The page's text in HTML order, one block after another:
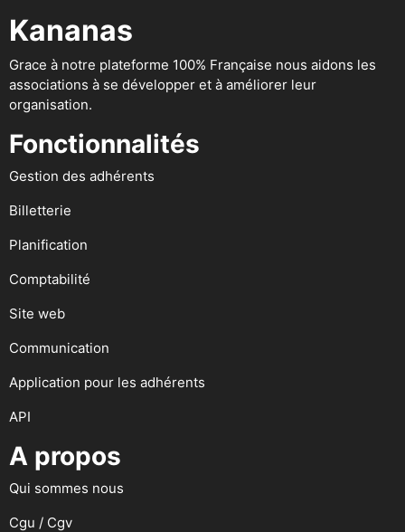
Kananas
Grace à notre plateforme 100% Française nous aidons les
associations à se développer et à améliorer leur
organisation.
Fonctionnalités
Gestion des adhérents
Billetterie
Planification
Comptabilité
Site web
Communication
Application pour les adhérents
API
A propos
Qui sommes nous
Cgu / Cgv